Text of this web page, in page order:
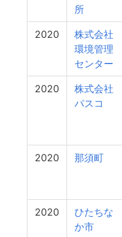
所
2020
株式会社
環境管理
センター
2020
株式会社
パスコ
2020 那須町
2020
ひたちな
か市